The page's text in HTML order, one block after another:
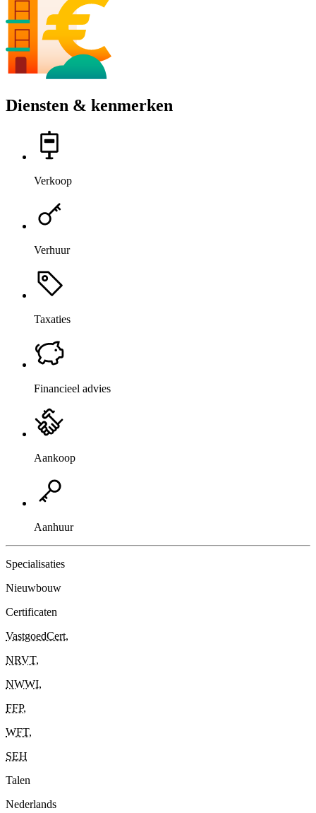
Diensten & kenmerken
Verkoop
Verhuur
Taxaties
Financieel advies
Aankoop
Aanhuur
Specialisaties
Nieuwbouw
Certificaten
VastgoedCert,
NRVT,
NWWI,
FFP,
WFT,
SEH
Talen
Nederlands